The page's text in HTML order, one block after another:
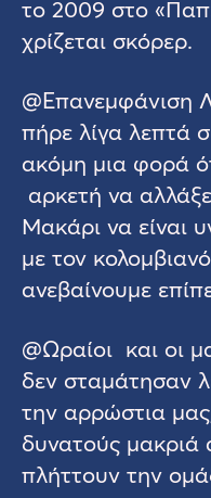
το 2009 στο
χρίζεται σκόρερ.
@Επανεμφάνιση
πήρε λίγα λεπτά
ακόμη μια φορά
αρκετή να
Μακάρι να είναι
με τον
ανεβαίνουμε
@Ωραίοι και οι
δεν σταμάτησαν
την αρρώστια
δυνατούς
πλήττουν την